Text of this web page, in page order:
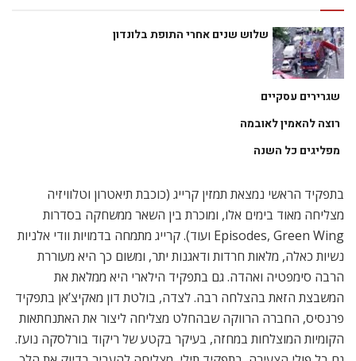
שלוש שנים אחרי התופת בלונדון
שגרירים עסקיים
רוצה להאמין לאובמה
מפליגים כל השנה
בתפקיד הראשי נמצאת תמזין קרייג (כוכבת תיאטרון וטלוויזיה
מצליחה מאוד בימים אלו, ומוכרת בין השאר ממשחקה בסדרות
Episodes, Green Wing ועוד). קרייג מתמחה בדמויות וודי אלניות
נשיות כאלה, מלאות חרדות ודאגנות יתר, ומשום כך היא מעוררת
הרבה סימפטיה ואהדה. גם בתפקיד הילארי היא ממלאת את
המשבצת הזאת בהצלחה רבה. לצדה, בולטת דון מאקיצ’אן בתפקיד
פרנסיס, החברה הרווקה שבהחלט מצליחה ליצור את האתנחתאות
הקומיות המוצלחות במחזה, בעיקר בקטע של ריקוד בורלסקה נועז.